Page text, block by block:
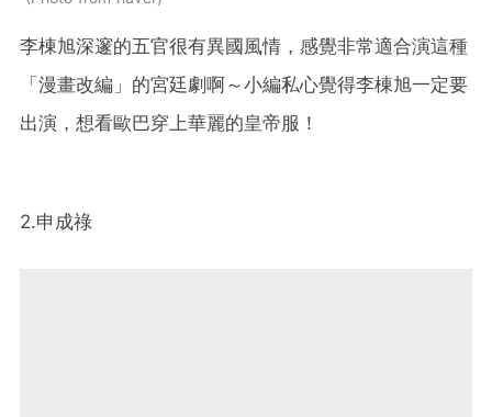
李棟旭深邃的五官很有異國風情，感覺非常適合演這種
「漫畫改編」的宮廷劇啊～小編私心覺得李棟旭一定要
出演，想看歐巴穿上華麗的皇帝服！
2.申成祿